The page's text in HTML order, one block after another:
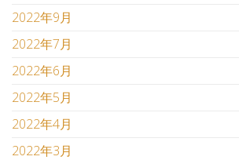
2022年9月
2022年7月
2022年6月
2022年5月
2022年4月
2022年3月